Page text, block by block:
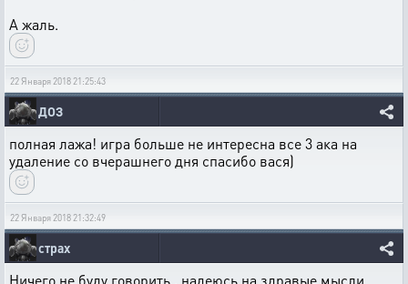
А жаль.
22 Января 2018 21:25:43
ДОЗ
полная лажа! игра больше не интересна все 3 ака на
удаление со вчерашнего дня спасибо вася)
22 Января 2018 21:32:49
страх
Ничего не буду говорить , надеюсь на здравые мысли